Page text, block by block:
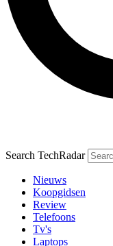
Search TechRadar
Nieuws
Koopgidsen
Review
Telefoons
Tv's
Laptops